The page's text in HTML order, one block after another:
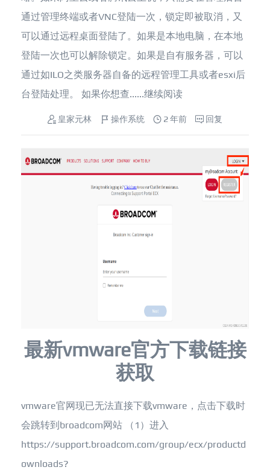
通过管理终端或者VNC登陆一次，锁定即被取消，又
可以通过远程桌面登陆了。如果是本地电脑，在本地
登陆一次也可以解除锁定。如果是自有服务器，可以
通过如ILO之类服务器自备的远程管理工具或者esxi后
台登陆处理。 如果你想查......继续阅读
皇家元林 操作系统 2 年前 回复
最新vmware官方下载链接
获取
vmware官网现已无法直接下载vmware，点击下载时
会跳转到broadcom网站 （1）进入
https://support.broadcom.com/group/ecx/productd
ownloads?